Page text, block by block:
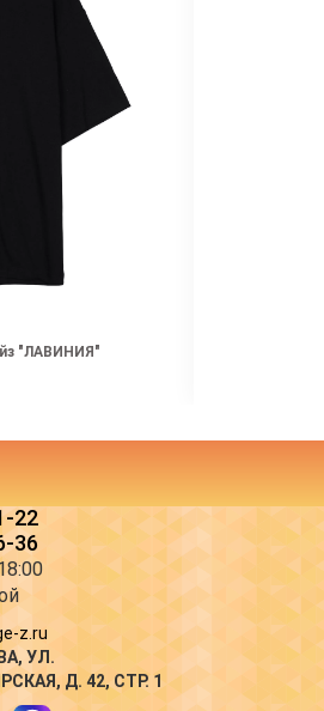
"ЛАВИНИЯ"
22
36
z.ru
, УЛ.
Д. 42, СТР. 1